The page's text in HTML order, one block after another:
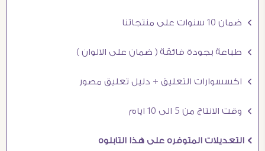
Ö ضمان 10 سنوات على منتجاتنا
Ö طباعة بجودة فائقة ( ضمان على الالوان )
Ö اكسسوارات التعليق + دليل تعليق مصور
Ö وقت الانتاج من 5 الى 10 ايام
Ö التعديلات المتوفره على هذا التابلوه